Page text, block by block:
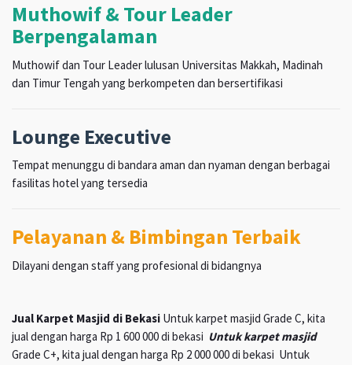
Muthowif & Tour Leader
Berpengalaman
Muthowif dan Tour Leader lulusan Universitas Makkah, Madinah
dan Timur Tengah yang berkompeten dan bersertifikasi
Lounge Executive
Tempat menunggu di bandara aman dan nyaman dengan berbagai
fasilitas hotel yang tersedia
Pelayanan & Bimbingan Terbaik
Dilayani dengan staff yang profesional di bidangnya
Jual Karpet Masjid di Bekasi Untuk karpet masjid Grade C, kita
jual dengan harga Rp 1 600 000 di bekasi Untuk karpet masjid
Grade C+, kita jual dengan harga Rp 2 000 000 di bekasi Untuk